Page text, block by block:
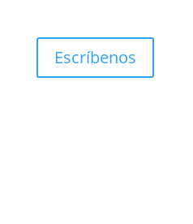
Escríbenos